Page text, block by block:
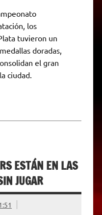
los
tuvieron un
doradas,
el gran
ciudad.
ESTÁN EN LAS
JUGAR